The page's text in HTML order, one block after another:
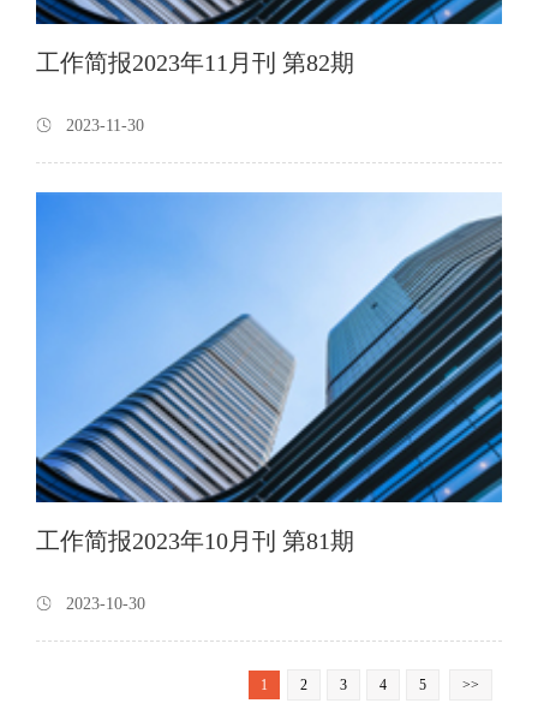
工作简报2023年11月刊 第82期
2023-11-30
工作简报2023年10月刊 第81期
2023-10-30
1 2 3 4 5 >>